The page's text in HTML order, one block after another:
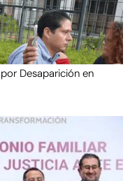
Desaparición en